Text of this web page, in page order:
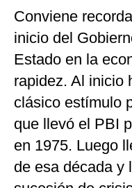
Conviene
inicio del
Estado en la
rapidez. Al inicio
clásico estímulo
que llevó el PBI
en 1975. Luego
de esa década y